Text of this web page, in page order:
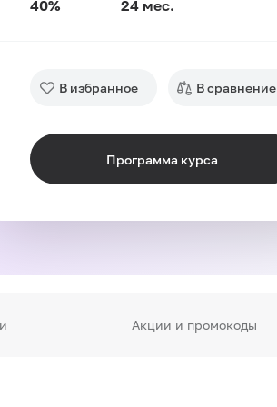
40% 24 мес.
В избранное В сравнение
Программа курса
Акции и промокоды